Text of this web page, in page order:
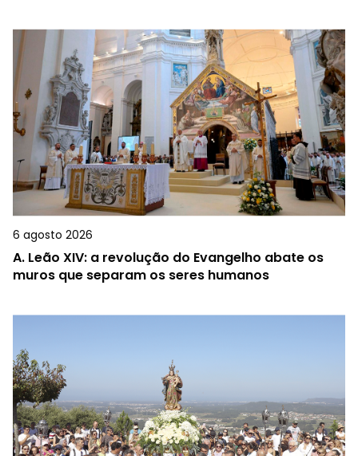
6 agosto 2026
A. Leão XIV: a revolução do Evangelho abate os
muros que separam os seres humanos